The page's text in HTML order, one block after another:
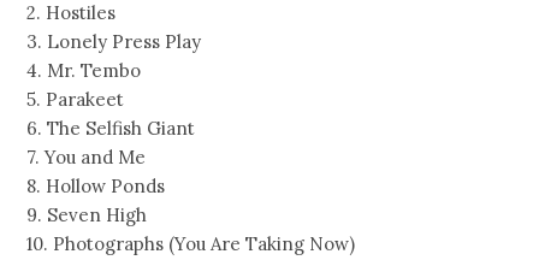
2. Hostiles
3. Lonely Press Play
4. Mr. Tembo
5. Parakeet
6. The Selfish Giant
7. You and Me
8. Hollow Ponds
9. Seven High
10. Photographs (You Are Taking Now)